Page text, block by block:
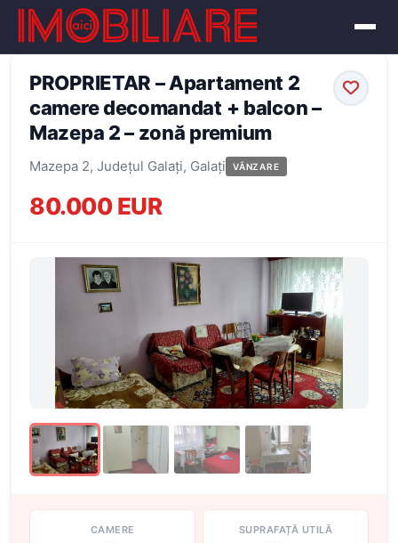
← Înapoi la oferte
PROPRIETAR – Apartament 2
camere decomandat + balcon –
Mazepa 2 – zonă premium
Mazepa 2, Județul Galați, Galați VÂNZARE
80.000 EUR
CAMERE SUPRAFAȚĂ UTILĂ